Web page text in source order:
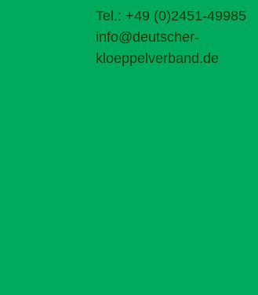
Tel.: +49 (0)2451-49985
info@deutscher-
kloeppelverband.de